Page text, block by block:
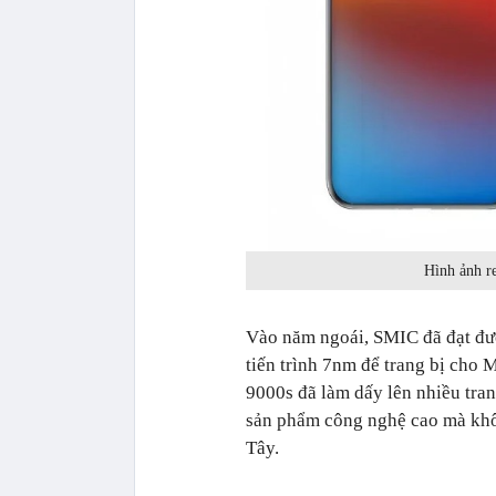
Hình ảnh
Vào năm ngoái, SMIC đã đạt
tiến trình 7nm để trang bị cho
9000s đã làm dấy lên nhiều
sản phẩm công nghệ cao mà
Tây.